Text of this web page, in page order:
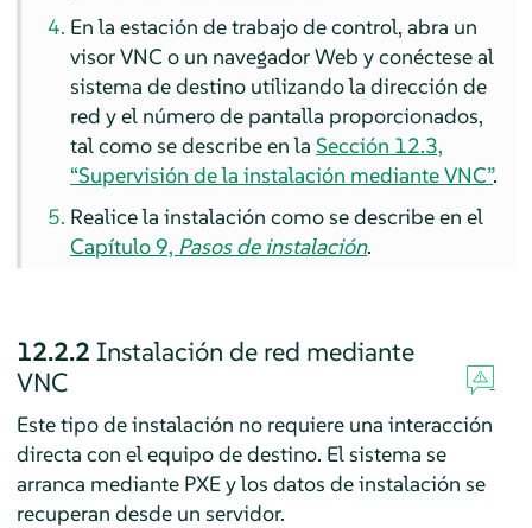
En la estación de trabajo de control, abra un
visor VNC o un navegador Web y conéctese al
sistema de destino utilizando la dirección de
red y el número de pantalla proporcionados,
tal como se describe en laSección 12.3,
“Supervisión de la instalación mediante VNC”.
Realice la instalación como se describe en el
Capítulo 9, Pasos de instalación.
12.2.2 Instalación de red mediante
VNC
Este tipo de instalación no requiere una interacción
directa con el equipo de destino. El sistema se
arranca mediante PXE y los datos de instalación se
recuperan desde un servidor.